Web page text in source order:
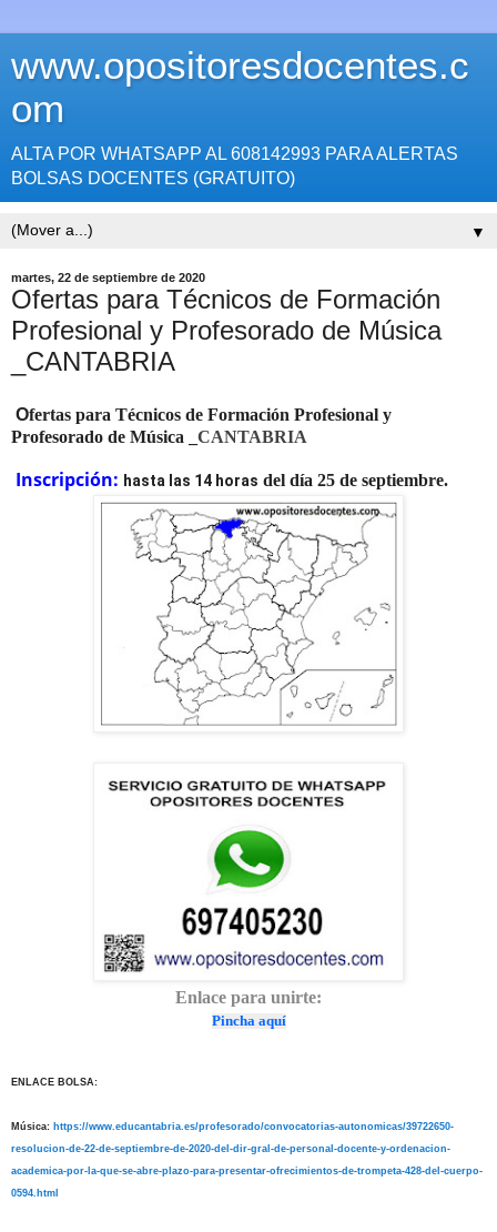
www.opositoresdocentes.c
om
ALTA POR WHATSAPP AL 608142993 PARA ALERTAS
BOLSAS DOCENTES (GRATUITO)
▼
martes, 22 de septiembre de 2020
Ofertas para Técnicos de Formación
Profesional y Profesorado de Música
_CANTABRIA
Ofertas para Técnicos de Formación Profesional y
Profesorado de Música
CANTABRIA
Inscripción: hasta las 14 horas del día 25 de septiembre.
Enlace para unirte:
Pincha aquí
ENLACE BOLSA:
Música: https://www.educantabria.es/profesorado/convocatorias-autonomicas/39722650-
resolucion-de-22-de-septiembre-de-2020-del-dir-gral-de-personal-docente-y-ordenacion-
academica-por-la-que-se-abre-plazo-para-presentar-ofrecimientos-de-trompeta-428-del-cuerpo-
0594.html